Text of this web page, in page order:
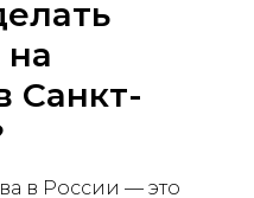
на
Санкт-
в России — это